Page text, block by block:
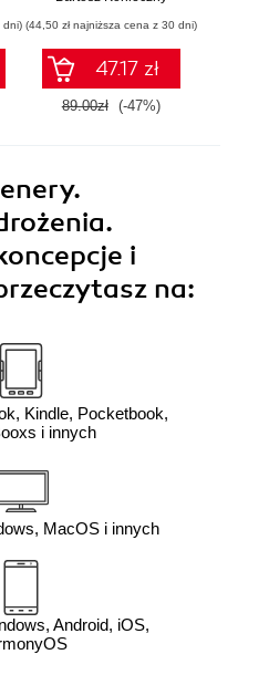
dni) (44,50 zł najniższa cena z 30 dni)
47.17 zł
89.00zł (-47%)
i
na:
Kindle, Pocketbook,
i innych
MacOS i innych
Android, iOS,